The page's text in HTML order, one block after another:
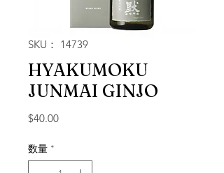
SKU： 14739
HYAKUMOKU
JUNMAI GINJO
$40.00価格
数量 *